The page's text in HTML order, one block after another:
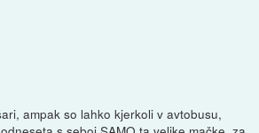
ampak so lahko kjerkoli v avtobusu,